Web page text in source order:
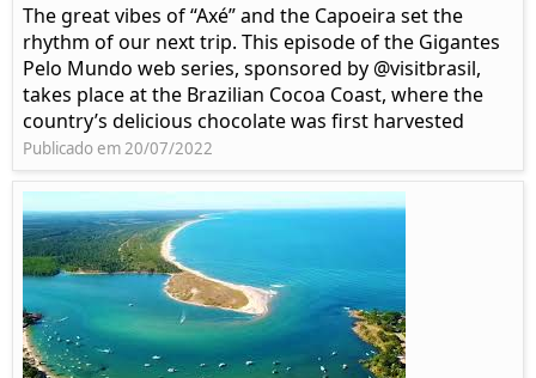
The great vibes of “Axé” and the Capoeira set the
rhythm of our next trip. This episode of the Gigantes
Pelo Mundo web series, sponsored by @visitbrasil,
takes place at the Brazilian Cocoa Coast, where the
country’s delicious chocolate was first harvested
Publicado em 20/07/2022